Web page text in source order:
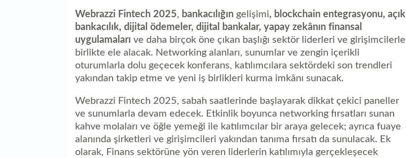
Webrazzi Fintech 2025, bankacılığın gelişimi, blockchain entegrasyonu, açık
bankacılık, dijital ödemeler, dijital bankalar, yapay zekânın finansal
uygulamaları ve daha birçok öne çıkan başlığı sektör liderleri ve girişimcilerle
birlikte ele alacak. Networking alanları, sunumlar ve zengin içerikli
oturumlarla dolu geçecek konferans, katılımcılara sektördeki son trendleri
yakından takip etme ve yeni iş birlikleri kurma imkânı sunacak.
Webrazzi Fintech 2025, sabah saatlerinde başlayarak dikkat çekici paneller
ve sunumlarla devam edecek. Etkinlik boyunca networking fırsatları sunan
kahve molaları ve öğle yemeği ile katılımcılar bir araya gelecek; ayrıca fuaye
alanında şirketleri ve girişimcileri yakından tanıma fırsatı da sunulacak. Ek
olarak, Finans sektörüne yön veren liderlerin katılımıyla gerçekleşecek